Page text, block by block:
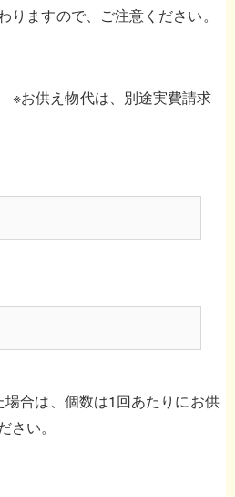
りますので、ご注意ください。
※お供え物代は、別途実費請求
合は、個数は1回あたりにお供
い。